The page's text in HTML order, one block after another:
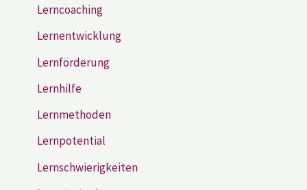
Lerncoaching
Lernentwicklung
Lernförderung
Lernhilfe
Lernmethoden
Lernpotential
Lernschwierigkeiten